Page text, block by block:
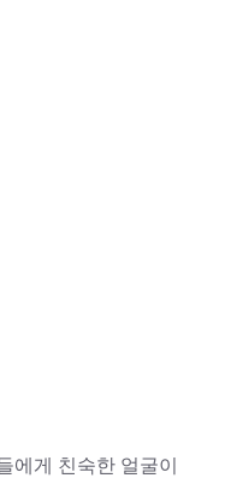
에게 친숙한 얼굴이